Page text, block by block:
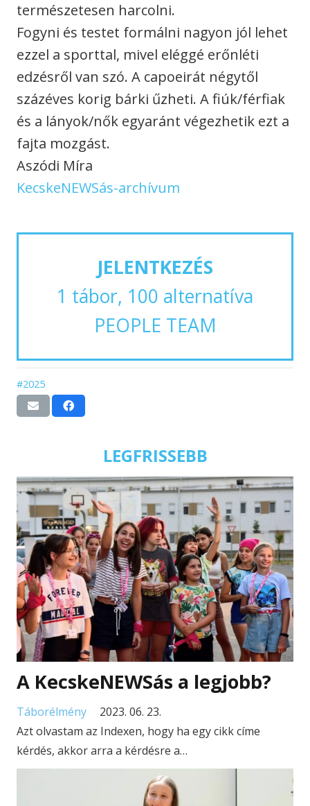
természetesen harcolni.
Fogyni és testet formálni nagyon jól lehet
ezzel a sporttal, mivel eléggé erőnléti
edzésről van szó. A capoeirát négytől
százéves korig bárki űzheti. A fiúk/férfiak
és a lányok/nők egyaránt végezhetik ezt a
fajta mozgást.
Aszódi Míra
KecskeNEWSás-archívum
JELENTKEZÉS
1 tábor, 100 alternatíva
PEOPLE TEAM
#2025
LEGFRISSEBB
A KecskeNEWSás a legjobb?
Táborélmény
2023. 06. 23.
Azt olvastam az Indexen, hogy ha egy cikk címe
kérdés, akkor arra a kérdésre a…